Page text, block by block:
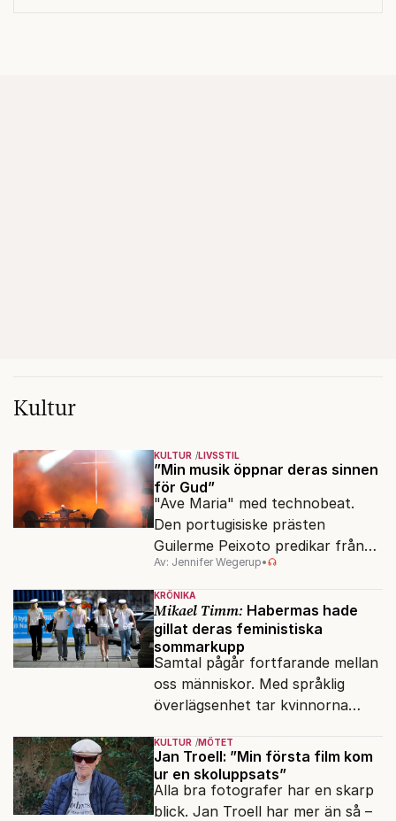
Kultur
KULTUR LIVSSTIL
”Min musik öppnar deras sinnen
för Gud”
"Ave Maria" med technobeat.
Den portugisiske prästen
Guilerme Peixoto predikar från
DJ-båset.
Av: Jennifer Wegerup•
KRÖNIKA
Mikael Timm: Habermas hade
gillat deras feministiska
sommarkupp
Samtal pågår fortfarande mellan
oss människor. Med språklig
överlägsenhet tar kvinnorna
KULTUR MÖTET
Jan Troell: ”Min första film kom
ur en skoluppsats”
Alla bra fotografer har en skarp
blick. Jan Troell har mer än så –